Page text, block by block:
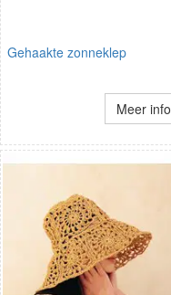
Gehaakte zonneklep
Meer info